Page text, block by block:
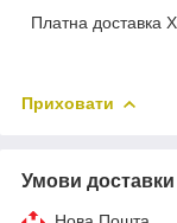
Платна доставка
Приховати
Умови доставки